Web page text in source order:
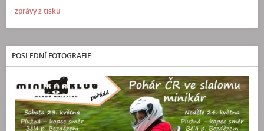
zprávy z tisku
POSLEDNÍ FOTOGRAFIE